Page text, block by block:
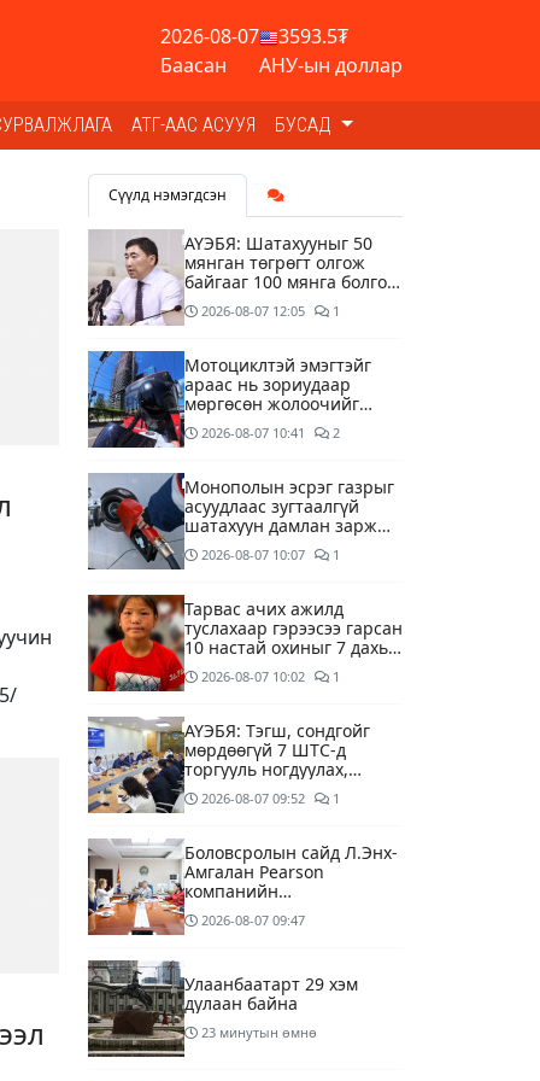
2026-08-07
Баасан
3593.5₮
АНУ-ын доллар
АТГ-ААС АСУУЯ БУСАД
Сүүлд нэмэгдсэн
АҮЭБЯ: Шатахууныг 50
мянган төгрөгт олгож
байгааг 100 мянга болгож
нэмэгдүүлэхээр ажиллаж
байна
2026-08-07 12:05 1
Мотоциклтэй эмэгтэйг
араас нь зориудаар
мөргөсөн жолоочийг
ажлаас нь чөлөөлжээ
2026-08-07 10:41 2
Монополын эсрэг газрыг
асуудлаас зугтаалгүй
шатахуун дамлан зарж
буй асуудалд хяналт
тавихыг үүрэгдэв
2026-08-07 10:07 1
Тарвас ачих ажилд
туслахаар гэрээсээ гарсан
10 настай охиныг 7 дахь
өдрөө хайж байна
2026-08-07 10:02 1
АҮЭБЯ: Тэгш, сондгойг
мөрдөөгүй 7 ШТС-д
торгууль ногдуулах,
тусгай зөвшөөрлийг нь
цуцлах хүртэл арга
2026-08-07 09:52 1
Боловсролын сайд Л.Энх-
Амгалан Pearson
компанийн
удирдлагуудтай уулзаж,
хамтын ажиллагааг
2026-08-07 09:47
Улаанбаатарт 29 хэм
дулаан байна
23 минутын өмнө